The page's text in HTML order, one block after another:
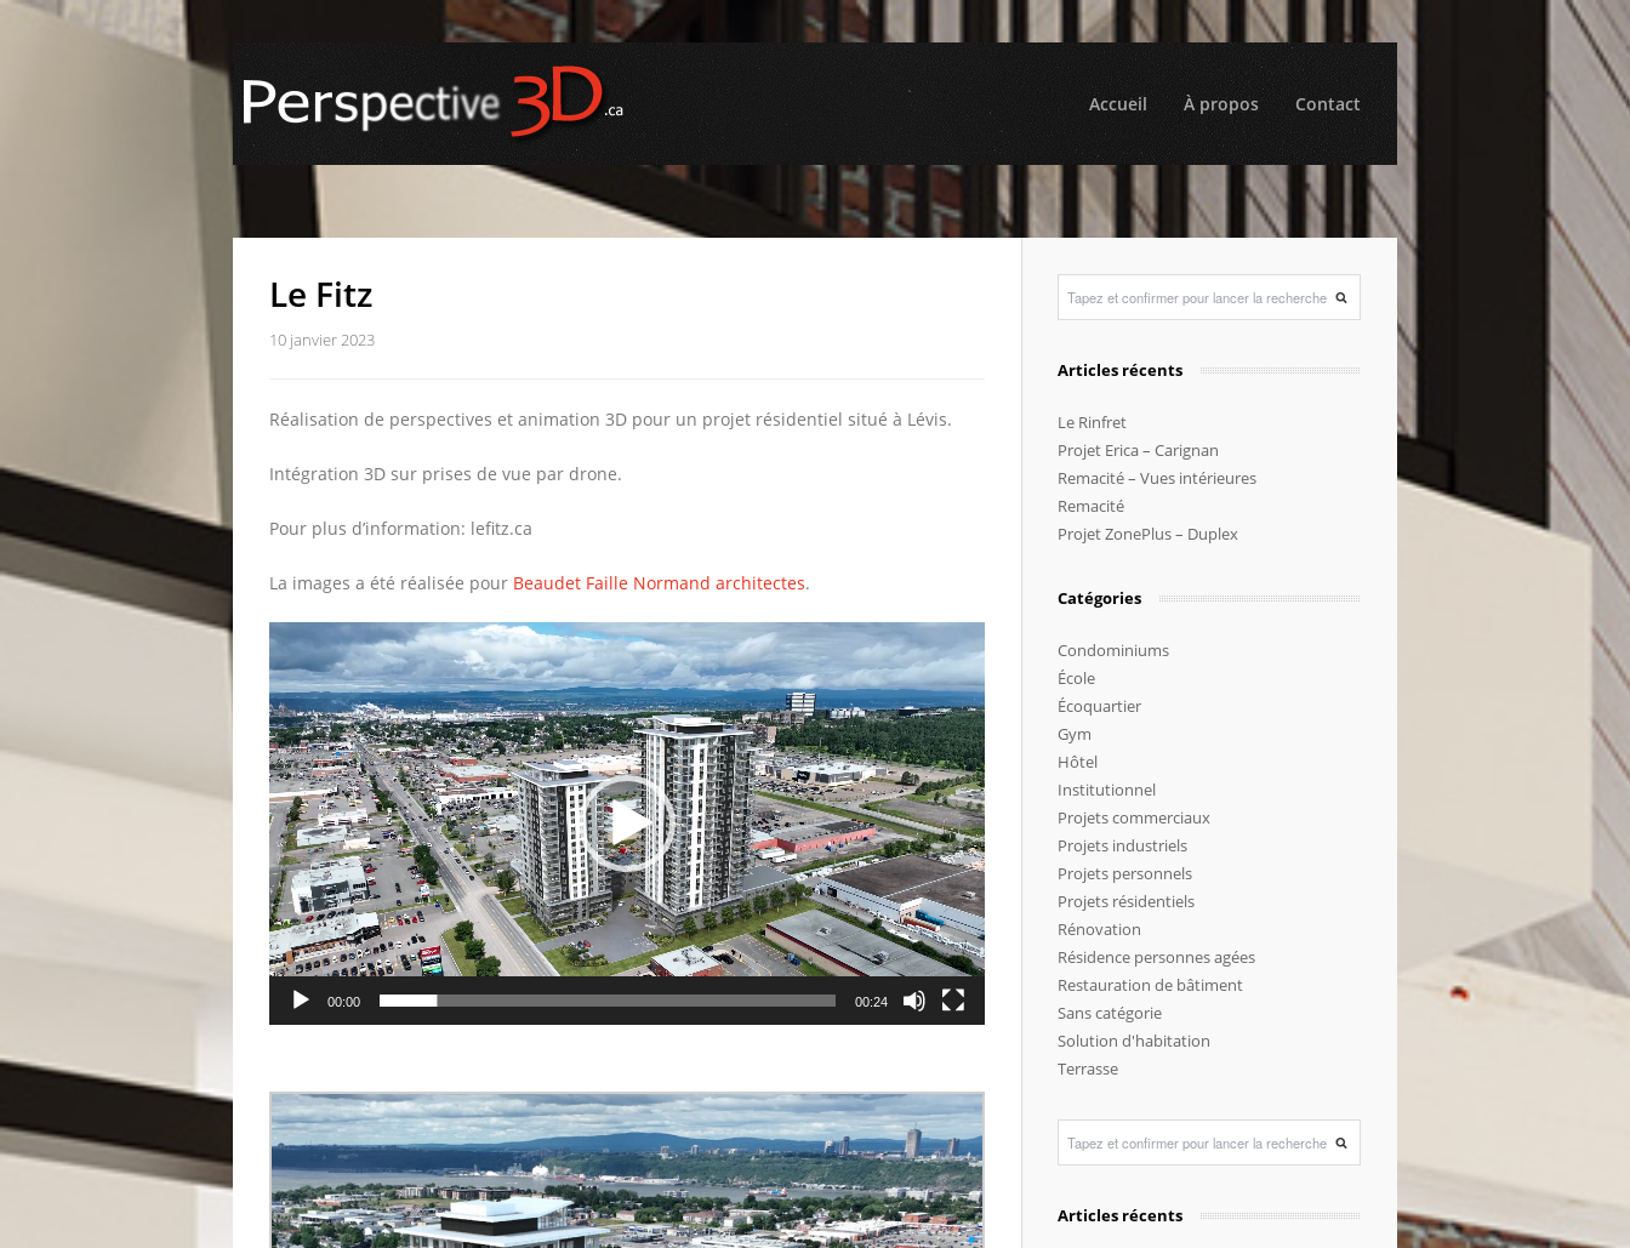
Accueil À propos Contact
Le Fitz
10 janvier 2023
Réalisation de perspectives et animation 3D pour un projet résidentiel situé à Lévis.
Intégration 3D sur prises de vue par drone.
Pour plus d’information: lefitz.ca
La images a été réalisée pour Beaudet Faille Normand architectes.
Lecteur
vidéo
00:00 00:24
Articles récents
Le Rinfret
Projet Erica – Carignan
Remacité – Vues intérieures
Remacité
Projet ZonePlus – Duplex
Catégories
Condominiums
École
Écoquartier
Gym
Hôtel
Institutionnel
Projets commerciaux
Projets industriels
Projets personnels
Projets résidentiels
Rénovation
Résidence personnes agées
Restauration de bâtiment
Sans catégorie
Solution d'habitation
Terrasse
Articles récents